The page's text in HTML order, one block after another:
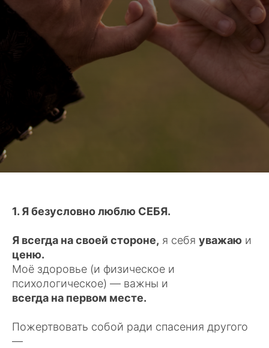
1. Я безусловно люблю СЕБЯ.
Я всегда на своей стороне, я себя уважаю и
ценю.
Моё здоровье (и физическое и
психологическое) — важны и
всегда на первом месте.
Пожертвовать собой ради спасения другого
—